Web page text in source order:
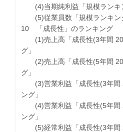
(4)当期純利益「規模ランキ
(5)従業員数「規模ランキン
10 「成長性」のランキング
(1)売上高「成長性(3年間
グ」
(2)売上高「成長性(5年間
グ」
(3)営業利益「成長性(3年間
ング」
(4)営業利益「成長性(5年間
ング」
(5)経常利益「成長性(3年間